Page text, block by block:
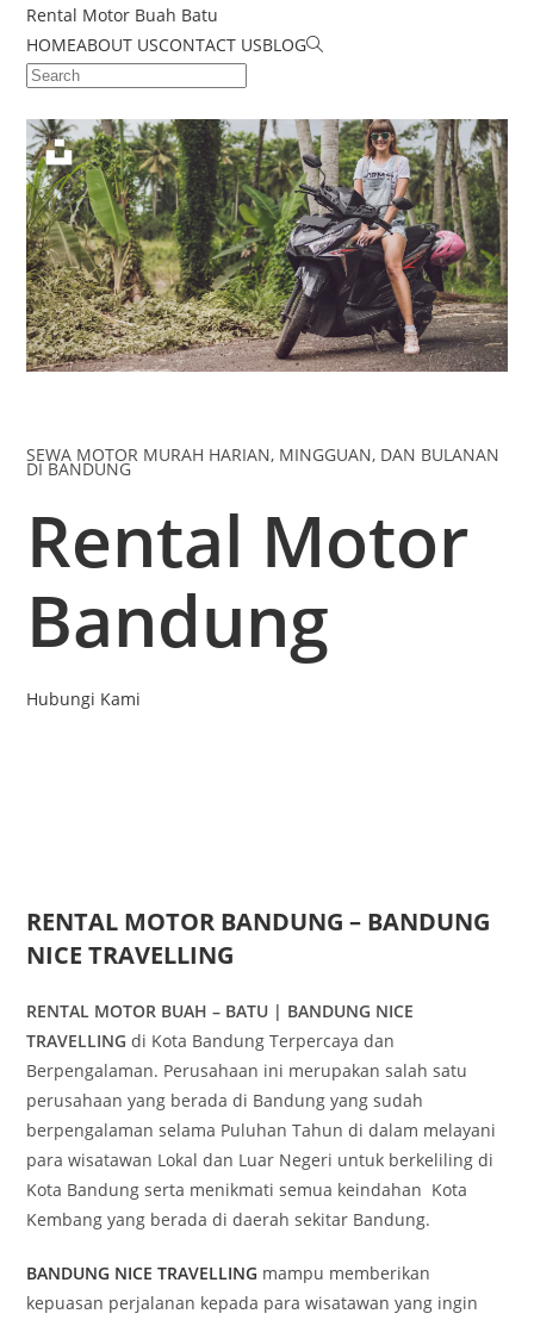
Rental Motor Buah Batu
HOMEABOUT USCONTACT USBLOG
SEWA MOTOR MURAH HARIAN, MINGGUAN, DAN BULANAN
DI BANDUNG
Rental Motor
Bandung
Hubungi Kami
RENTAL MOTOR BANDUNG – BANDUNG
NICE TRAVELLING
RENTAL MOTOR BUAH – BATU | BANDUNG NICE
TRAVELLING di Kota Bandung Terpercaya dan
Berpengalaman. Perusahaan ini merupakan salah satu
perusahaan yang berada di Bandung yang sudah
berpengalaman selama Puluhan Tahun di dalam melayani
para wisatawan Lokal dan Luar Negeri untuk berkeliling di
Kota Bandung serta menikmati semua keindahan Kota
Kembang yang berada di daerah sekitar Bandung.
BANDUNG NICE TRAVELLING mampu memberikan
kepuasan perjalanan kepada para wisatawan yang ingin